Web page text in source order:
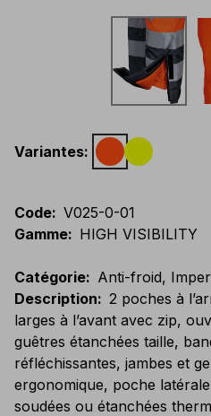
Variantes:
Code: V025-0-01
Gamme: HIGH VISIBILITY
Catégorie: Anti-froid,
Description: 2 poches à
larges à l’avant avec zip,
guêtres étanchées taille,
réfléchissantes, jambes et
ergonomique, poche
soudées ou étanchées